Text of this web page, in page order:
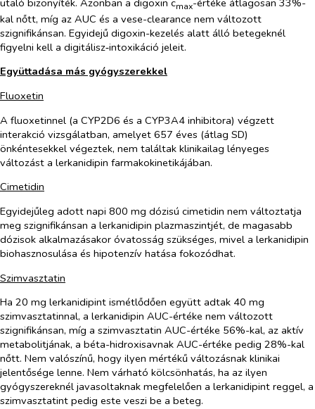
max
kal nőtt, míg az AUC és a vese-clearance nem változott
szignifikánsan. Egyidejű digoxin-kezelés alatt álló betegeknél
figyelni kell a digitálisz‑intoxikáció jeleit.
Együttadása más gyógyszerekkel
Fluoxetin
A fluoxetinnel (a CYP2D6 és a CYP3A4 inhibitora) végzett
interakció vizsgálatban, amelyet 657 éves (átlag SD)
önkéntesekkel végeztek, nem találtak klinikailag lényeges
változást a lerkanidipin farmakokinetikájában.
Cimetidin
Egyidejűleg adott napi 800 mg dózisú cimetidin nem változtatja
meg szignifikánsan a lerkanidipin plazmaszintjét, de magasabb
dózisok alkalmazásakor óvatosság szükséges, mivel a lerkanidipin
biohasznosulása és hipotenzív hatása fokozódhat.
Szimvasztatin
Ha 20 mg lerkanidipint ismétlődően együtt adtak 40 mg
szimvasztatinnal, a lerkanidipin AUC-értéke nem változott
szignifikánsan, míg a szimvasztatin AUC-értéke 56%-kal, az aktív
metabolitjának, a béta-hidroxisavnak AUC-értéke pedig 28%-kal
nőtt. Nem valószínű, hogy ilyen mértékű változásnak klinikai
jelentősége lenne. Nem várható kölcsönhatás, ha az ilyen
gyógyszereknél javasoltaknak megfelelően a lerkanidipint reggel, a
szimvasztatint pedig este veszi be a beteg.